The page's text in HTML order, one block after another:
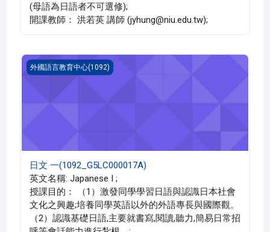
(母語為日語者不可選修);
開課教師： 洪若英 講師 (jyhung@niu.edu.tw);
日文 一(1092_G5LC000017A)
外國語言教育中心(1092)
日文 一(1092_G5LC000017A)
英文名稱: Japanese I ;
授課目的： （1）激發同學學習日語與認識日本社會
文化之興趣;培養同學英語以外的外語專長與國際觀。
（2）認識基礎日語,主要就書寫,閱讀,聽力,簡易日常招